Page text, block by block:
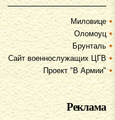
Миловице
Оломоуц
Брунталь
Сайт военнослужащих ЦГВ
Проект "В Армии"
Реклама